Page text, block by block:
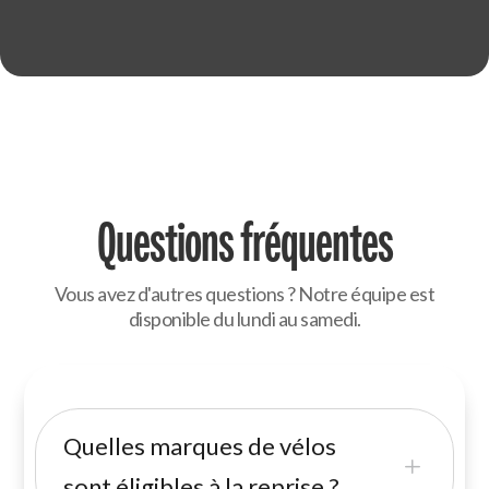
Questions fréquentes
Vous avez d'autres questions ? Notre équipe est
disponible du lundi au samedi.
Quelles marques de vélos
L